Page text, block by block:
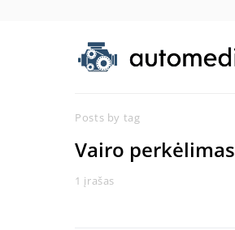
Posts by tag
Vairo perkėlimas
1 įrašas